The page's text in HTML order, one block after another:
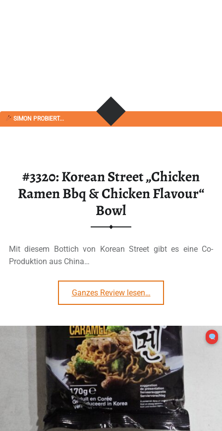
SIMON PROBIERT...
#3320: Korean Street „Chicken
Ramen Bbq & Chicken Flavour“
Bowl
Mit diesem Bottich von Korean Street gibt es eine Co-
Produktion aus China…
Ganzes Review lesen“#3320: Korean Street „Chicken Ramen Bbq & Chicken Flavour“ Bowl”
…
0